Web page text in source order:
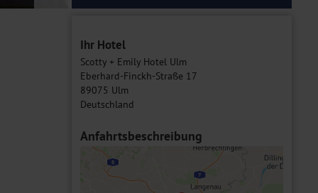
Ihr Hotel
Scotty + Emily Hotel Ulm
Eberhard-Finckh-Straße 17
89075 Ulm
Deutschland
Anfahrtsbeschreibung